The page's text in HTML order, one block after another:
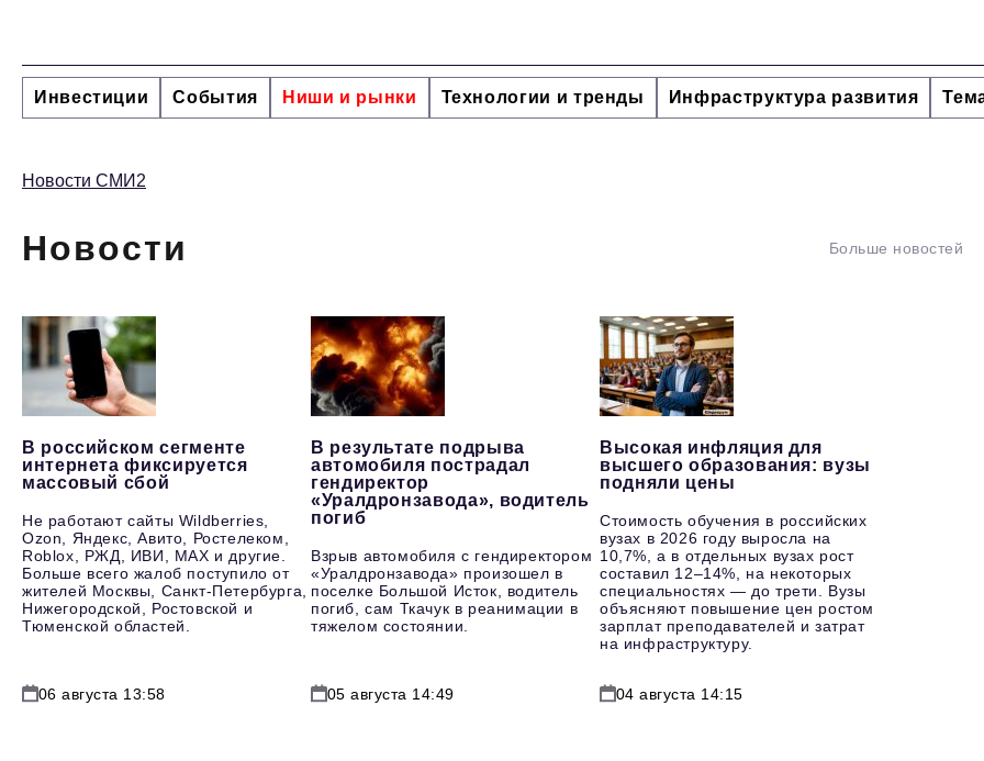
Инвестиции События Ниши и рынки Технологии и тренды Инфраструктура развития
Новости СМИ2
Новости Больше новостей
В российском сегменте
интернета фиксируется
массовый сбой
Не работают сайты Wildberries,
Ozon, Яндекс, Авито, Ростелеком,
Roblox, РЖД, ИВИ, MAX и другие.
Больше всего жалоб поступило от
жителей Москвы, Санкт-Петербурга,
Нижегородской, Ростовской и
Тюменской областей.
06 августа 13:58
В результате подрыва
автомобиля пострадал
гендиректор
«Уралдронзавода», водитель
погиб
Взрыв автомобиля с гендиректором
«Уралдронзавода» произошел в
поселке Большой Исток, водитель
погиб, сам Ткачук в реанимации в
тяжелом состоянии.
05 августа 14:49
Высокая инфляция для
высшего образования: вузы
подняли цены
Стоимость обучения в российских
вузах в 2026 году выросла на
10,7%, а в отдельных вузах рост
составил 12–14%, на некоторых
специальностях — до трети. Вузы
объясняют повышение цен ростом
зарплат преподавателей и затрат
на инфраструктуру.
04 августа 14:15